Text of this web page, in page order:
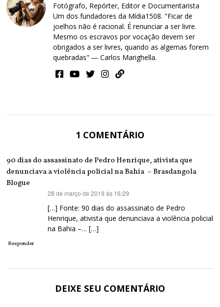
Fotógrafo, Repórter, Editor e Documentarista
Um dos fundadores da Mídia1508. "Ficar de
joelhos não é racional. É renunciar a ser livre.
Mesmo os escravos por vocação devem ser
obrigados a ser livres, quando as algemas forem
quebradas" ― Carlos Marighella.
1 COMENTÁRIO
90 dias do assassinato de Pedro Henrique, ativista que
denunciava a violência policial na Bahia – Brasdangola
Blogue
28 de março de 2019 às 16:29
[…] Fonte: 90 dias do assassinato de Pedro
Henrique, ativista que denunciava a violência policial
na Bahia –… […]
Responder
DEIXE SEU COMENTÁRIO